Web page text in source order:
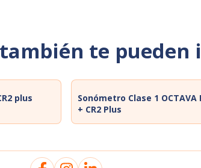
te pueden
plus
Sonómetro Clase 1 OCTAVA
+ CR2 Plus